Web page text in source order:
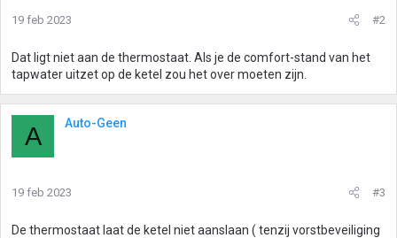
19 feb 2023 #2
Dat ligt niet aan de thermostaat. Als je de comfort-stand van het
tapwater uitzet op de ketel zou het over moeten zijn.
A Auto-Geen
19 feb 2023 #3
De thermostaat laat de ketel niet aanslaan ( tenzij vorstbeveiliging